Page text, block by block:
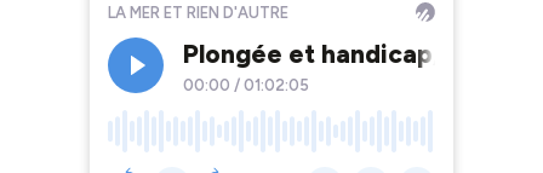
LA MER ET RIEN D'AUTRE
Plongée et handicap, la
00:00 / 01:02:05